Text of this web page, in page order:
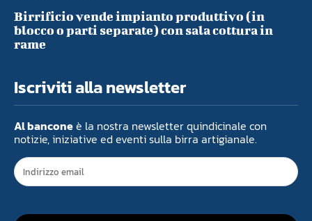
Birrificio vende impianto produttivo (in
blocco o parti separate) con sala cottura in
rame
Iscriviti alla newsletter
Al banconeè la nostra newsletter quindicinale con
notizie, iniziative ed eventi sulla birra artigianale.